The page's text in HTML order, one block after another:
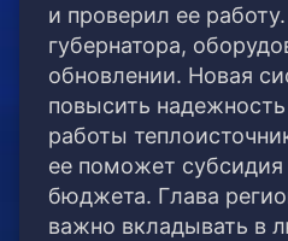
и проверил ее
губернатора,
обновлении. Новая
повысить
работы
ее поможет субсидия
бюджета. Глава
важно вкладывать в